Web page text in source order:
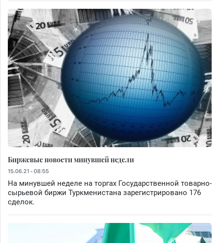
Биржевые новости минувшей недели
15.06.21 - 08:55
На минувшей неделе на торгах Государственной товарно-
сырьевой биржи Туркменистана зарегистрировано 176
сделок.